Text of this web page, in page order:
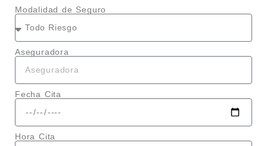
Modalidad de Seguro
Aseguradora
Fecha Cita
Hora Cita